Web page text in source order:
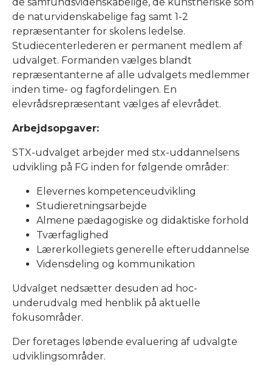
de naturvidenskabelige fag samt 1-2
repræsentanter for skolens ledelse.
Studiecenterlederen er permanent medlem af
udvalget. Formanden vælges blandt
repræsentanterne af alle udvalgets medlemmer
inden time- og fagfordelingen. En
elevrådsrepræsentant vælges af elevrådet.
Arbejdsopgaver:
STX-udvalget arbejder med stx-uddannelsens
udvikling på FG inden for følgende områder:
Elevernes kompetenceudvikling
Studieretningsarbejde
Almene pædagogiske og didaktiske forhold
Tværfaglighed
Lærerkollegiets generelle efteruddannelse
Vidensdeling og kommunikation
Udvalget nedsætter desuden ad hoc-
underudvalg med henblik på aktuelle
fokusområder.
Der foretages løbende evaluering af udvalgte
udviklingsområder.